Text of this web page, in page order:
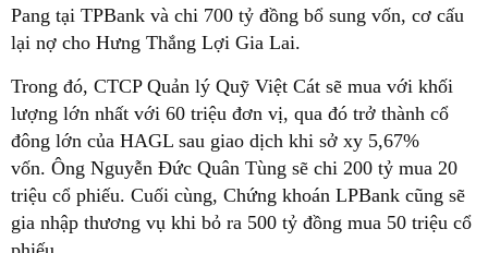
Pang tại TPBank và chi 700 tỷ đồng bổ sung vốn, cơ cấu
lại nợ cho Hưng Thắng Lợi Gia Lai.
Trong đó, CTCP Quản lý Quỹ Việt Cát sẽ mua với khối
lượng lớn nhất với 60 triệu đơn vị, qua đó trở thành cổ
đông lớn của HAGL sau giao dịch khi sở xy 5,67%
vốn. Ông Nguyễn Đức Quân Tùng sẽ chi 200 tỷ mua 20
triệu cổ phiếu. Cuối cùng, Chứng khoán LPBank cũng sẽ
gia nhập thương vụ khi bỏ ra 500 tỷ đồng mua 50 triệu cổ